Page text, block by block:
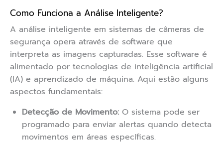
Como Funciona a Análise Inteligente?
A análise inteligente em sistemas de câmeras de
segurança opera através de software que
interpreta as imagens capturadas. Esse software é
alimentado por tecnologias de inteligência artificial
(IA) e aprendizado de máquina. Aqui estão alguns
aspectos fundamentais:
Detecção de Movimento: O sistema pode ser
programado para enviar alertas quando detecta
movimentos em áreas específicas.